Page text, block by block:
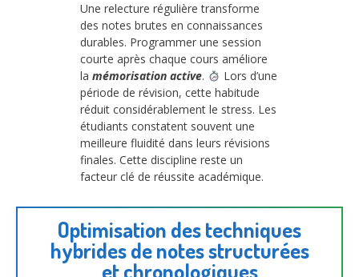
Une relecture régulière transforme
des notes brutes en connaissances
durables. Programmer une session
courte après chaque cours améliore
la mémorisation active.
Lors d’une
période de révision, cette habitude
réduit considérablement le stress. Les
étudiants constatent souvent une
meilleure fluidité dans leurs révisions
finales. Cette discipline reste un
facteur clé de réussite académique.
Optimisation des techniques
hybrides de notes structurées
et chronologiques